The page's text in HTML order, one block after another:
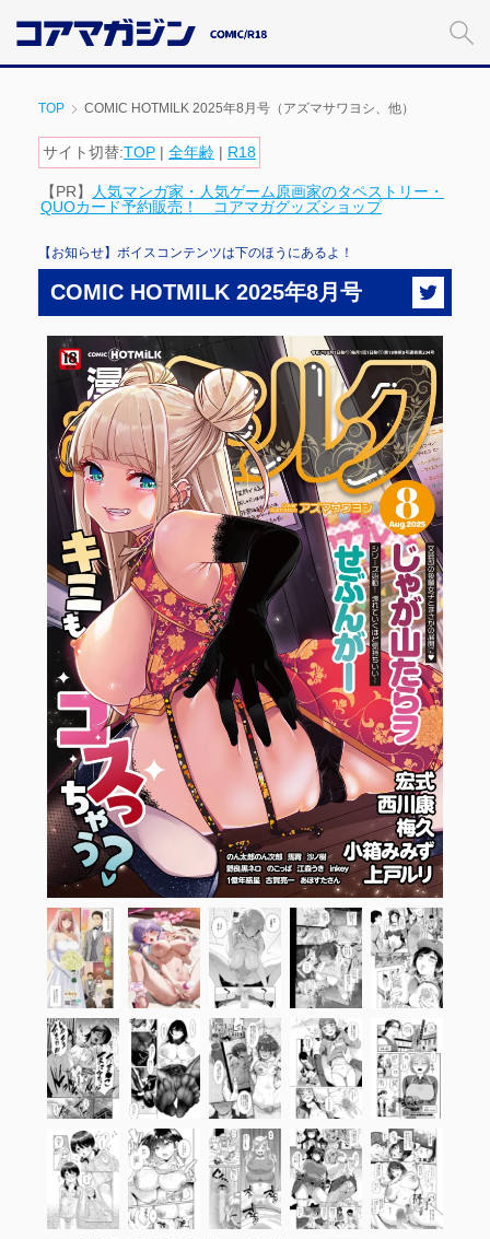
メ
TOP COMIC HOTMILK 2025年8月号（アズマサワヨシ、他）
サイト切替:TOP | 全年齢 | R18
【PR】
人気マンガ家・人気ゲーム原画家のタペストリー・
QUOカード予約販売！ コアマガグッズショップ
【お知らせ】ボイスコンテンツは下のほうにあるよ！
COMIC HOTMILK 2025年8月号